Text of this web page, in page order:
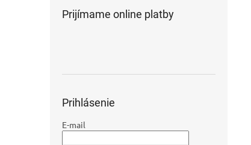
Prijímame online platby
Prihlásenie
E-mail